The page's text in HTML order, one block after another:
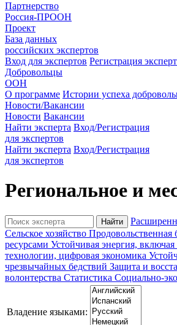
Партнерство
Россия-ПРООН
Проект
База данных
российских экспертов
Вход для экспертов Регистрация
Добровольцы
ООН
О программе Истории успеха
Новости/Вакансии
Новости Вакансии
Найти эксперта Вход/Регистрация
для экспертов
Найти эксперта Вход/Регистрация
для экспертов
Региональное и
Cельское хозяйство Продовольственная
ресурсами Устойчивая энергия,
технологии, цифровая экономика
чрезвычайных бедствий Защита и
волонтерства Статистика Социально-
Владение языками: